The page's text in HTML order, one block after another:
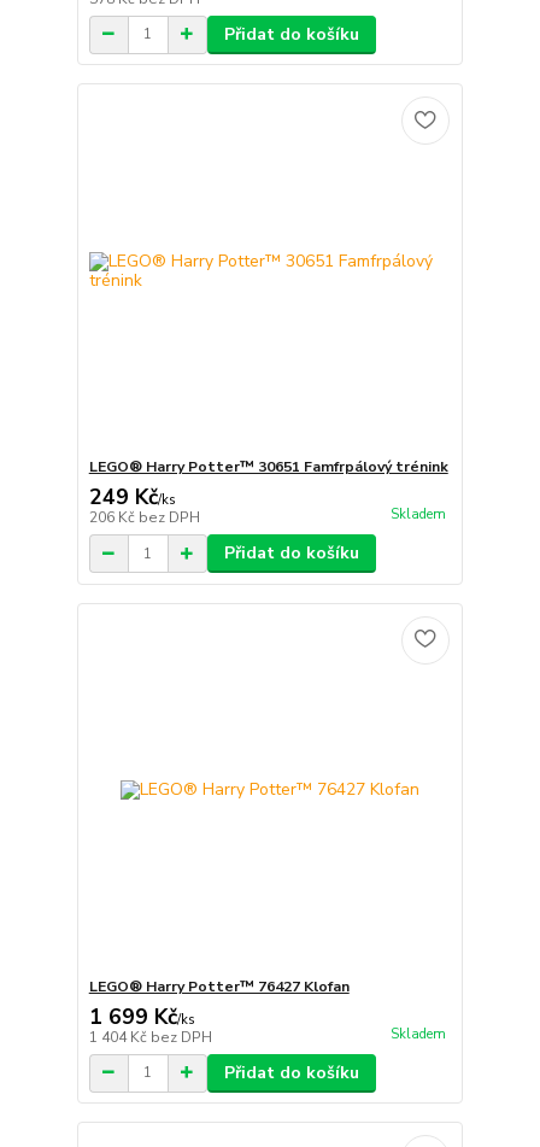
Přidat do košíku
LEGO® Harry Potter™ 30651 Famfrpálový trénink
249 Kč/ks
206 Kč bez DPH Skladem
Přidat do košíku
LEGO® Harry Potter™ 76427 Klofan
1 699 Kč/ks
1 404 Kč bez DPH Skladem
Přidat do košíku